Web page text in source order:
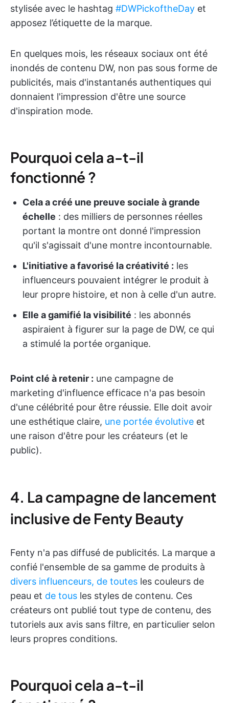
stylisée avec le hashtag #DWPickoftheDay et
apposez l’étiquette de la marque.
En quelques mois, les réseaux sociaux ont été
inondés de contenu DW, non pas sous forme de
publicités, mais d'instantanés authentiques qui
donnaient l'impression d'être une source
d'inspiration mode.
Pourquoi cela a-t-il
fonctionné ?
Cela a créé une preuve sociale à grande
échelle : des milliers de personnes réelles
portant la montre ont donné l'impression
qu'il s'agissait d'une montre incontournable.
L'initiative a favorisé la créativité : les
influenceurs pouvaient intégrer le produit à
leur propre histoire, et non à celle d'un autre.
Elle a gamifié la visibilité : les abonnés
aspiraient à figurer sur la page de DW, ce qui
a stimulé la portée organique.
Point clé à retenir : une campagne de
marketing d'influence efficace n'a pas besoin
d'une célébrité pour être réussie. Elle doit avoir
une esthétique claire, une portée évolutive et
une raison d'être pour les créateurs (et le
public).
4. La campagne de lancement
inclusive de Fenty Beauty
Fenty n'a pas diffusé de publicités. La marque a
confié l'ensemble de sa gamme de produits à
divers influenceurs, de toutes les couleurs de
peau et de tous les styles de contenu. Ces
créateurs ont publié tout type de contenu, des
tutoriels aux avis sans filtre, en particulier selon
leurs propres conditions.
Pourquoi cela a-t-il